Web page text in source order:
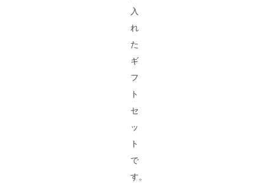
入
れ
た
ギ
フ
ト
セ
ッ
ト
で
す。